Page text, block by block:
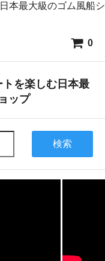
本最大級のゴム風船シ
0
を楽しむ日本最
ップ
検索